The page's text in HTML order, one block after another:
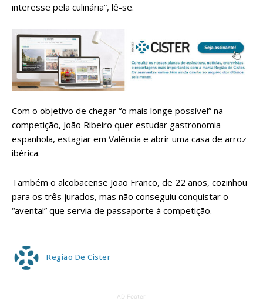
interesse pela culinária”, lê-se.
Com o objetivo de chegar “o mais longe possível” na
competição, João Ribeiro quer estudar gastronomia
espanhola, estagiar em Valência e abrir uma casa de arroz
ibérica.
Também o alcobacense João Franco, de 22 anos, cozinhou
para os três jurados, mas não conseguiu conquistar o
“avental” que servia de passaporte à competição.
Região De Cister
AD Footer